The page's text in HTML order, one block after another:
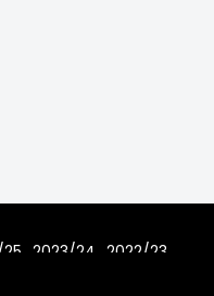
2023/24
2022/23